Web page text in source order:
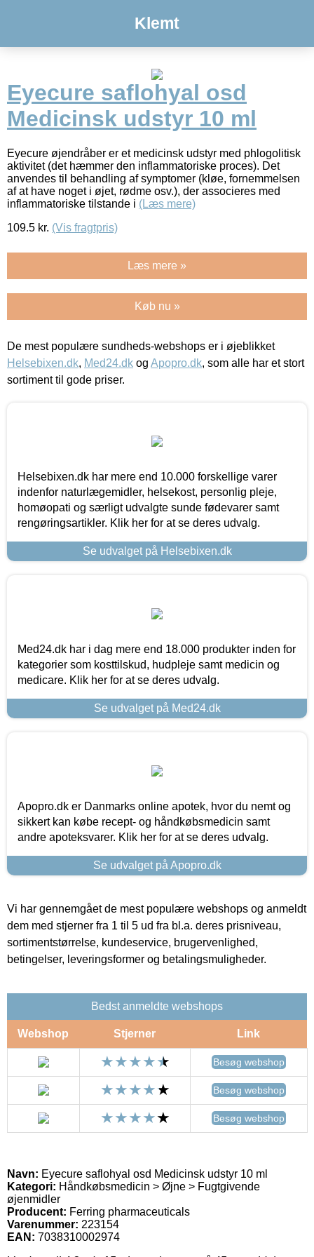
Klemt
Eyecure saflohyal osd
Medicinsk udstyr 10 ml
Eyecure øjendråber er et medicinsk udstyr med phlogolitisk
aktivitet (det hæmmer den inflammatoriske proces). Det
anvendes til behandling af symptomer (kløe, fornemmelsen
af at have noget i øjet, rødme osv.), der associeres med
inflammatoriske tilstande i (Læs mere)
109.5 kr. (Vis fragtpris)
Læs mere »
Køb nu »
De mest populære sundheds-webshops er i øjeblikket
Helsebixen.dk, Med24.dk og Apopro.dk, som alle har et stort
sortiment til gode priser.
Helsebixen.dk har mere end 10.000 forskellige varer
indenfor naturlægemidler, helsekost, personlig pleje,
homøopati og særligt udvalgte sunde fødevarer samt
rengøringsartikler. Klik her for at se deres udvalg.
Se udvalget på Helsebixen.dk
Med24.dk har i dag mere end 18.000 produkter inden for
kategorier som kosttilskud, hudpleje samt medicin og
medicare. Klik her for at se deres udvalg.
Se udvalget på Med24.dk
Apopro.dk er Danmarks online apotek, hvor du nemt og
sikkert kan købe recept- og håndkøbsmedicin samt
andre apoteksvarer. Klik her for at se deres udvalg.
Se udvalget på Apopro.dk
Vi har gennemgået de mest populære webshops og anmeldt
dem med stjerner fra 1 til 5 ud fra bl.a. deres prisniveau,
sortimentstørrelse, kundeservice, brugervenlighed,
betingelser, leveringsformer og betalingsmuligheder.
Bedst anmeldte webshops
Webshop Stjerner Link
Besøg webshop
Besøg webshop
Besøg webshop
Navn: Eyecure saflohyal osd Medicinsk udstyr 10 ml
Kategori: Håndkøbsmedicin > Øjne > Fugtgivende
øjenmidler
Producent: Ferring pharmaceuticals
Varenummer: 223154
EAN: 7038310002974